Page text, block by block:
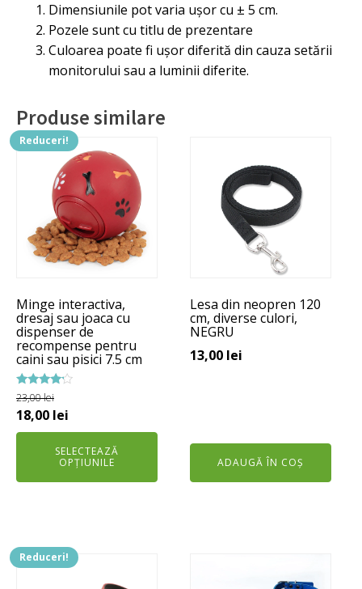
Dimensiunile pot varia ușor cu ± 5 cm.
Pozele sunt cu titlu de prezentare
Culoarea poate fi ușor diferită din cauza setării
monitorului sau a luminii diferite.
Produse similare
Reduceri!
Minge interactiva,
dresaj sau joaca cu
dispenser de
recompense pentru
caini sau pisici 7.5 cm
Evaluat
la
4.00
23,00lei
Prețul
inițial
18,00 lei
curent
este:
18,00 lei.
SELECTEAZĂ
OPȚIUNILE
Acest
multe
variații.
Opțiunile
fi
alese
în
pagina
produsului.
Lesa din neopren 120
cm, diverse culori,
NEGRU
13,00 lei
ADAUGĂ ÎN COȘ
Reduceri!
Acest